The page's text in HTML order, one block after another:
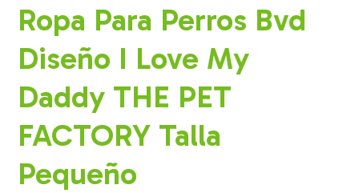
Ropa Para Perros Bvd
Diseño I Love My
Daddy THE PET
FACTORY Talla
Pequeño